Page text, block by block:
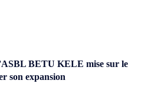
BETU KELE mise sur le
son expansion